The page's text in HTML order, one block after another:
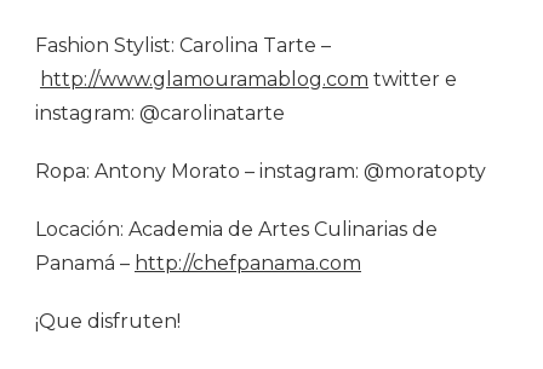
Fashion Stylist: Carolina Tarte –
http://www.glamouramablog.com twitter e
instagram: @carolinatarte
Ropa: Antony Morato – instagram: @moratopty
Locación: Academia de Artes Culinarias de
Panamá – http://chefpanama.com
¡Que disfruten!